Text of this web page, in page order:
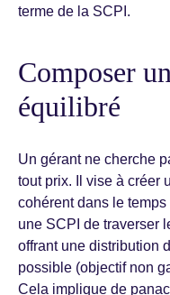
terme de la SCPI.
Composer
équilibré
Un gérant ne cherche
tout prix. Il vise à créer
cohérent dans le
une SCPI de traverser
offrant une distribution
possible (objectif non
Cela implique de